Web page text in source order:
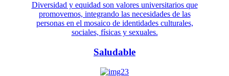
Diversidad y equidad son valores universitarios que
promovemos, integrando las necesidades de las
personas en el mosaico de identidades culturales,
sociales, físicas y sexuales.
Saludable